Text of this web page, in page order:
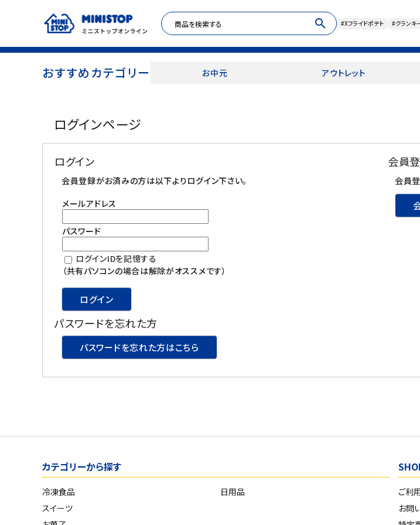
search #Xフライドポテト #クランキ
おすすめカテゴリー お中元 アウトレット
ログイン person 新規登録
カテゴリから探す
冷凍食品
スイーツ
日用品
セール
フードロス
ペット用品
ログインページ
ログイン
会員登録がお済みの方は以下よりログイン下さい。
メールアドレス
パスワード
ログインIDを記憶する
（共有パソコンの場合は解除がオススメです）
ログイン
パスワードを忘れた方
パスワードを忘れた方はこちら
会員
会員
カテゴリーから探す
冷凍食品
スイーツ
日用品
ご利
お問